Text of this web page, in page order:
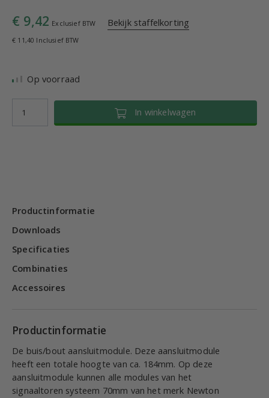
€ 9,42 Exclusief BTW Bekijk staffelkorting
€ 11,40 Inclusief BTW
Op voorraad
In winkelwagen
Productinformatie
Downloads
Specificaties
Combinaties
Accessoires
Productinformatie
De buis/bout aansluitmodule. Deze aansluitmodule
heeft een totale hoogte van ca. 184mm. Op deze
aansluitmodule kunnen alle modules van het
signaaltoren systeem 70mm van het merk Newton